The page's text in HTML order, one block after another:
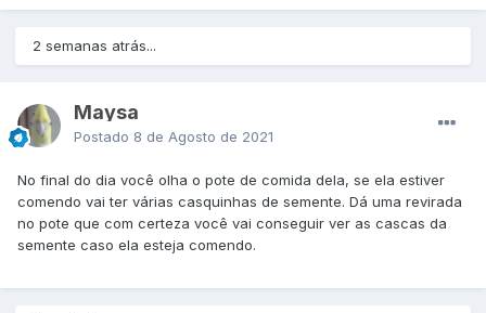
2 semanas atrás...
Maysa
Postado 8 de Agosto de 2021
No final do dia você olha o pote de comida dela, se ela estiver
comendo vai ter várias casquinhas de semente. Dá uma revirada
no pote que com certeza você vai conseguir ver as cascas da
semente caso ela esteja comendo.